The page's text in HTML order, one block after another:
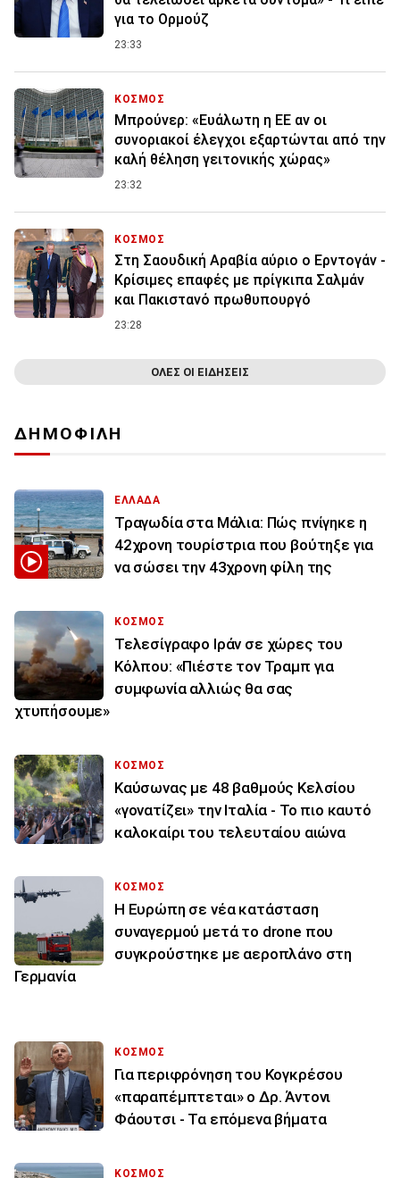
για το Ορμούζ
23:33
ΚΟΣΜΟΣ
Μπρούνερ: «Ευάλωτη η ΕΕ αν οι
συνοριακοί έλεγχοι εξαρτώνται από την
καλή θέληση γειτονικής χώρας»
23:32
ΚΟΣΜΟΣ
Στη Σαουδική Αραβία αύριο ο Ερντογάν -
Κρίσιμες επαφές με πρίγκιπα Σαλμάν
και Πακιστανό πρωθυπουργό
23:28
ΟΛΕΣ ΟΙ ΕΙΔΗΣΕΙΣ
ΔΗΜΟΦΙΛΗ
ΕΛΛΑΔΑ
Τραγωδία στα Μάλια: Πώς πνίγηκε η
42χρονη τουρίστρια που βούτηξε για
να σώσει την 43χρονη φίλη της
ΚΟΣΜΟΣ
Τελεσίγραφο Ιράν σε χώρες του
Κόλπου: «Πιέστε τον Τραμπ για
συμφωνία αλλιώς θα σας
χτυπήσουμε»
ΚΟΣΜΟΣ
Καύσωνας με 48 βαθμούς Κελσίου
«γονατίζει» την Ιταλία - Το πιο καυτό
καλοκαίρι του τελευταίου αιώνα
ΚΟΣΜΟΣ
Η Ευρώπη σε νέα κατάσταση
συναγερμού μετά το drone που
συγκρούστηκε με αεροπλάνο στη
Γερμανία
ΚΟΣΜΟΣ
Για περιφρόνηση του Κογκρέσου
«παραπέμπτεται» ο Δρ. Άντονι
Φάουτσι - Τα επόμενα βήματα
ΚΟΣΜΟΣ